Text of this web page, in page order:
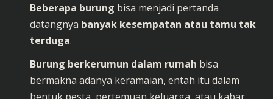
Beberapa burung bisa menjadi pertanda
datangnya banyak kesempatan atau tamu tak
terduga.
Burung berkerumun dalam rumah bisa
bermakna adanya keramaian, entah itu dalam